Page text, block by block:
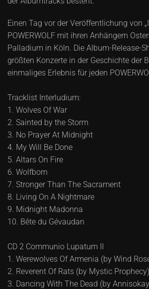
Einen Tag vor der Veröffentlichung von
POWERWOLF mit ihren Anhängern
Palladium in Köln. Die Album-Release-
größten Konzerte in der Geschichte der
einmaliges Erlebnis für jeden
Tracklist Interludium:
1. Wolves Of War
2. Sainted by the Storm
3. No Prayer At Midnight
4. My Will Be Done
5. Altars On Fire
6. Wolfborn
7. Stronger Than The Sacrament
8. Living On A Nightmare
9. Midnight Madonna
10. Bête du Gévaudan
CD 2 Communio Lupatum II
1. Werewolves Of Armenia (by Wind
2. Reverent Of Rats (by Mystic Prophecy)
3. Dancing With The Dead (by